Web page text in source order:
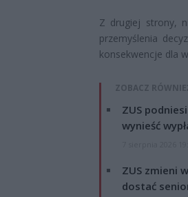
Z drugiej strony,
przemyślenia
konsekwencje dla
ZOBACZ
ZUS
wynieść
ZUS zmieni
dostać